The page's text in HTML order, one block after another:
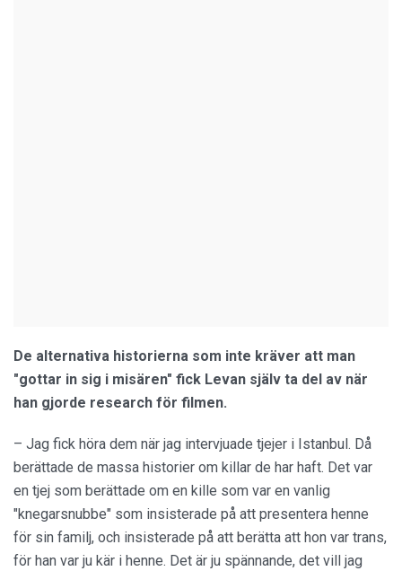
De alternativa historierna som inte kräver att man
"gottar in sig i misären" fick Levan själv ta del av när
han gjorde research för filmen.
– Jag fick höra dem när jag intervjuade tjejer i Istanbul. Då
berättade de massa historier om killar de har haft. Det var
en tjej som berättade om en kille som var en vanlig
"knegarsnubbe" som insisterade på att presentera henne
för sin familj, och insisterade på att berätta att hon var trans,
för han var ju kär i henne. Det är ju spännande, det vill jag